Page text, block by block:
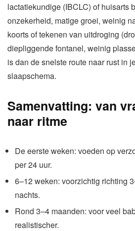
lactatiekundige (IBCLC) of huisarts
onzekerheid, matige groei, weinig
koorts of tekenen van uitdroging
diepliggende fontanel, weinig
is dan de snelste route naar rust in
slaapschema.
Samenvatting: van
naar ritme
De eerste weken: voeden op
per 24 uur.
6–12 weken: voorzichtig richting
nachts.
Rond 3–4 maanden: voor veel
realistischer.